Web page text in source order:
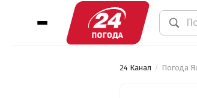
24 Канал Погода